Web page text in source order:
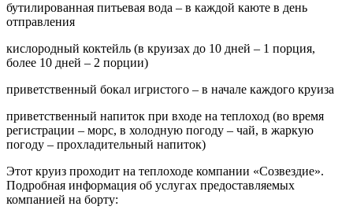
бутилированная питьевая вода – в каждой каюте в день
отправления
кислородный коктейль (в круизах до 10 дней – 1 порция,
более 10 дней – 2 порции)
приветственный бокал игристого – в начале каждого круиза
приветственный напиток при входе на теплоход (во время
регистрации – морс, в холодную погоду – чай, в жаркую
погоду – прохладительный напиток)
Этот круиз проходит на теплоходе компании «Созвездие».
Подробная информация об услугах предоставляемых
компанией на борту: